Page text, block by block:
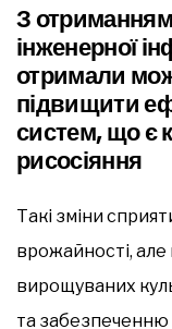
З отриманням
інженерної
отримали
підвищити
систем, що є
рисосіяння
Такі зміни
врожайності,
вирощуваних
та забезпеченню